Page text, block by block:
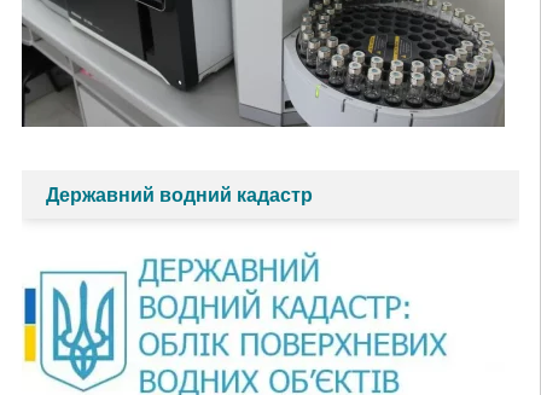
Державний водний кадастр